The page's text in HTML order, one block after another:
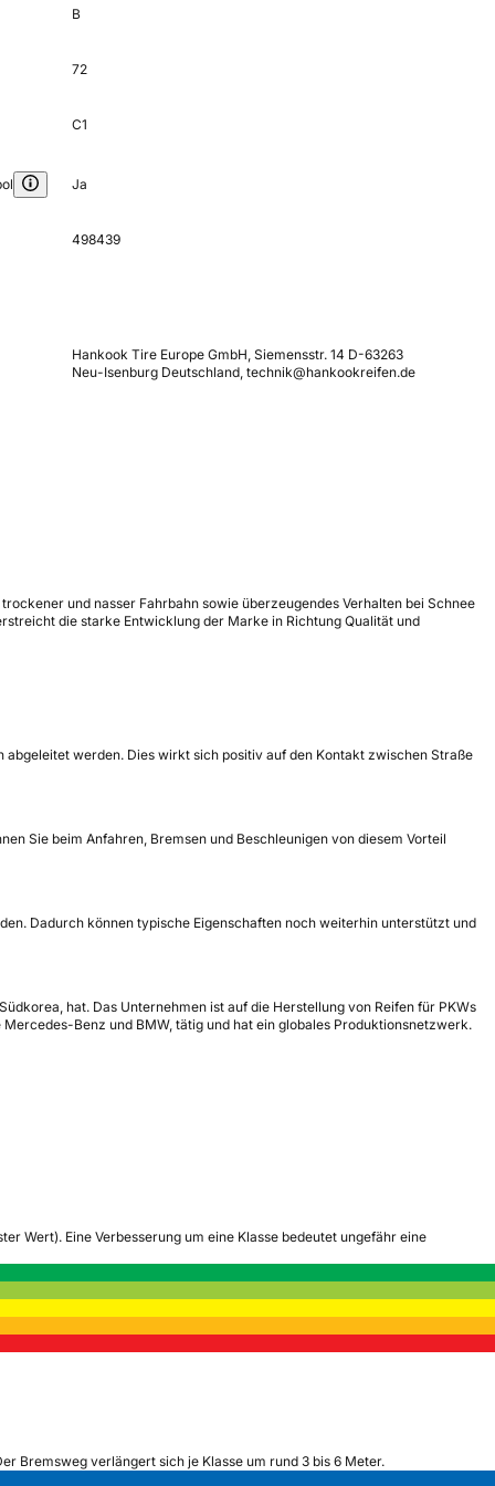
B
72
C1
Ja
498439
Hankook Tire Europe GmbH, Siemensstr. 14 D-63263
Neu-Isenburg Deutschland, technik@hankookreifen.de
und nasser Fahrbahn sowie überzeugendes Verhalten bei Schnee
die starke Entwicklung der Marke in Richtung Qualität und
werden. Dies wirkt sich positiv auf den Kontakt zwischen Straße
Sie beim Anfahren, Bremsen und Beschleunigen von diesem Vorteil
Dadurch können typische Eigenschaften noch weiterhin unterstützt und
hat. Das Unternehmen ist auf die Herstellung von Reifen für PKWs
Benz und BMW, tätig und hat ein globales Produktionsnetzwerk.
Wert). Eine Verbesserung um eine Klasse bedeutet ungefähr eine
Bremsweg verlängert sich je Klasse um rund 3 bis 6 Meter.